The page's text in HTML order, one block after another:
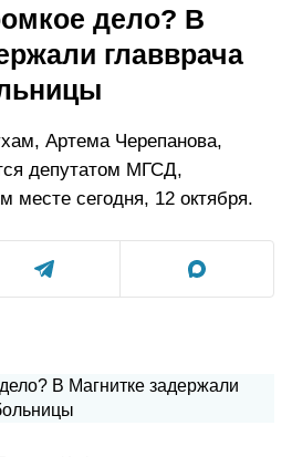
дело? В
главврача
Артема Черепанова,
депутатом МГСД,
месте сегодня, 12 октября.